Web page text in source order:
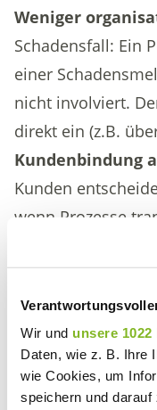
Wir und unsere
Daten, wie z. B. Ihre
wie Cookies, um
speichern und
Weniger
Schadensfall: Ein
einer
nicht involviert.
direkt ein (z.B.
Kundenbindung
Kunden
wenn Prozesse
aufgehoben
kann dabei als
dienen – vor
Spontankäufen.
Jetzt
So